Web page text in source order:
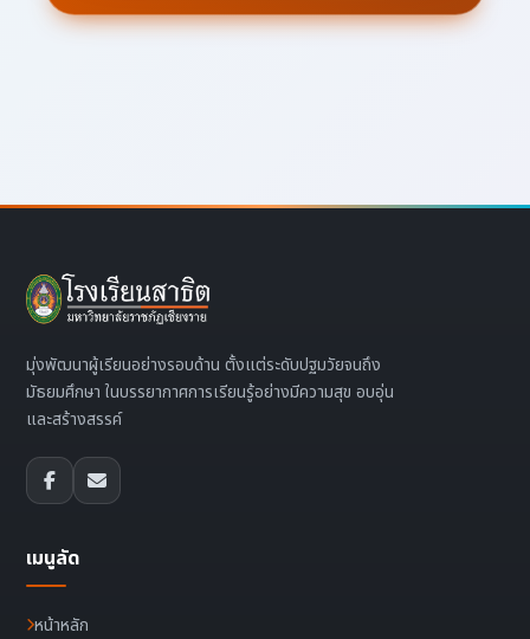
มุ่งพัฒนาผู้เรียนอย่างรอบด้าน ตั้งแต่ระดับปฐมวัยจนถึง
มัธยมศึกษา ในบรรยากาศการเรียนรู้อย่างมีความสุข อบอุ่น
และสร้างสรรค์
เมนูลัด
หน้าหลัก